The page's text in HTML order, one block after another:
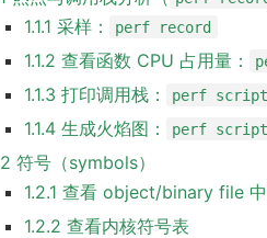
1.1.1 采样：
perf record
1.1.2 查看函数 CPU 占用量：
1.1.3 打印调用栈： perf script
1.1.4 生成火焰图： perf
符号（symbols）
1.2.1 查看 object/binary file
1.2.2 查看内核符号表